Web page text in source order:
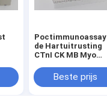
Poctimmunoassay
de Hartuitrusting
CTnI CK MB Myo
Tellerstest
Beste prijs